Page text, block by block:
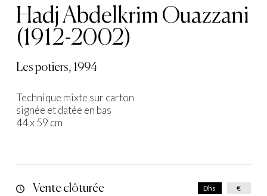
Hadj Abdelkrim Ouazzani
(1912-2002)
Les potiers, 1994
Technique mixte sur carton
signée et datée en bas
44 x 59 cm
Vente clôturée Dhs €